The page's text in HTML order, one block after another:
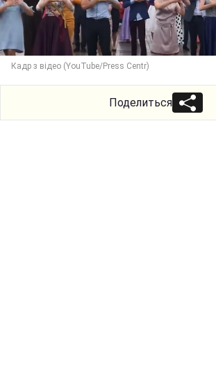
Кадр з відео (YouTube/Press Centr)
Поделиться